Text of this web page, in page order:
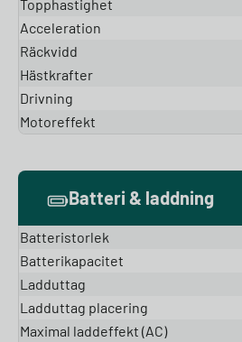
Topphastighet
Acceleration
Räckvidd
Hästkrafter
Drivning
Motoreffekt
Batteri & laddning
Batteristorlek
Batterikapacitet
Ladduttag
Ladduttag placering
Maximal laddeffekt (AC)